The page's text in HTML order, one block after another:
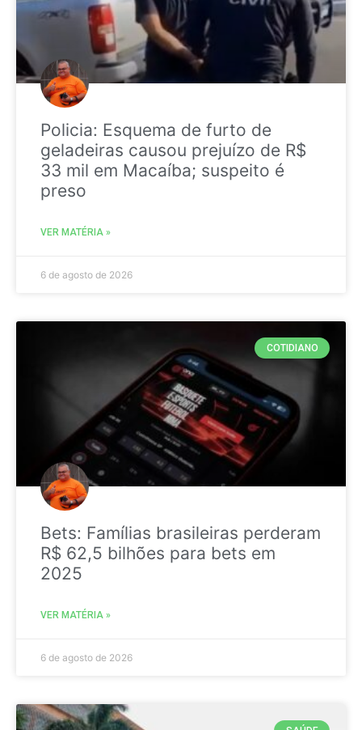
Policia: Esquema de furto de
geladeiras causou prejuízo de R$
33 mil em Macaíba; suspeito é
preso
VER MATÉRIA »
6 de agosto de 2026
COTIDIANO
Bets: Famílias brasileiras perderam
R$ 62,5 bilhões para bets em
2025
VER MATÉRIA »
6 de agosto de 2026